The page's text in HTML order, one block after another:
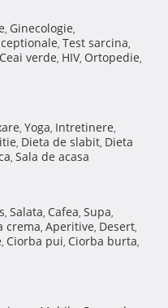
, Ginecologie,
, Test sarcina,
Ceai verde, HIV, Ortopedie,
, Yoga, Intretinere,
, Dieta de slabit, Dieta
, Sala de acasa
, Salata, Cafea, Supa,
crema, Aperitive, Desert,
, Ciorba pui, Ciorba burta,